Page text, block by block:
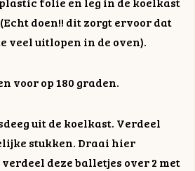
doen!! dit zorgt ervoor dat
veel uitlopen in de oven).
voor op 180 graden.
uit de koelkast. Verdeel
stukken. Draai hier
deze balletjes over 2 met